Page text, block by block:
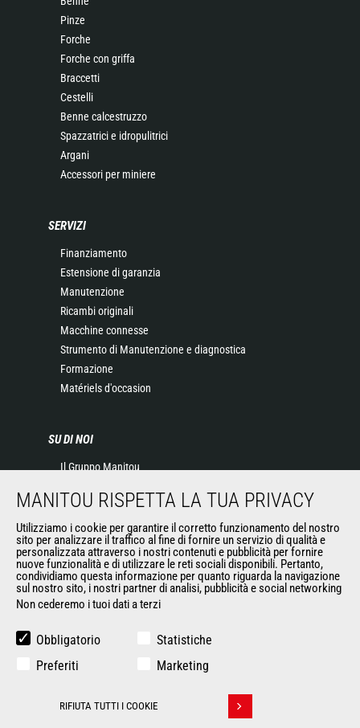
Pinze
Forche
Forche con griffa
Braccetti
Cestelli
Benne calcestruzzo
Spazzatrici e idropulitrici
Argani
Accessori per miniere
SERVIZI
Finanziamento
Estensione di garanzia
Manutenzione
Ricambi originali
Macchine connesse
Strumento di Manutenzione e diagnostica
Formazione
Matériels d'occasion
SU DI NOI
Il Gruppo Manitou
Informazioni legali
Eventi
News
Storia
General Terms and Conditions of Sale
ALTRI SITI DEL GRUPPO
Gruppo Manitou
L'usato di Manitou
MANITOU RISPETTA LA TUA PRIVACY
Utilizziamo i cookie per garantire il corretto funzionamento del nostro
sito per analizzare il traffico al fine di fornire un servizio di qualità e
personalizzata attraverso i nostri contenuti e pubblicità per fornire
nuove funzionalità e di utilizzare le reti sociali disponibili. Pertanto,
condividiamo questa informazione per quanto riguarda la navigazione
sul nostro sito, i nostri partner di analisi, pubblicità e social networking
Non cederemo i tuoi dati a terzi
Obbligatorio
Statistiche
Preferiti
Marketing
RIFIUTA TUTTI I COOKIE